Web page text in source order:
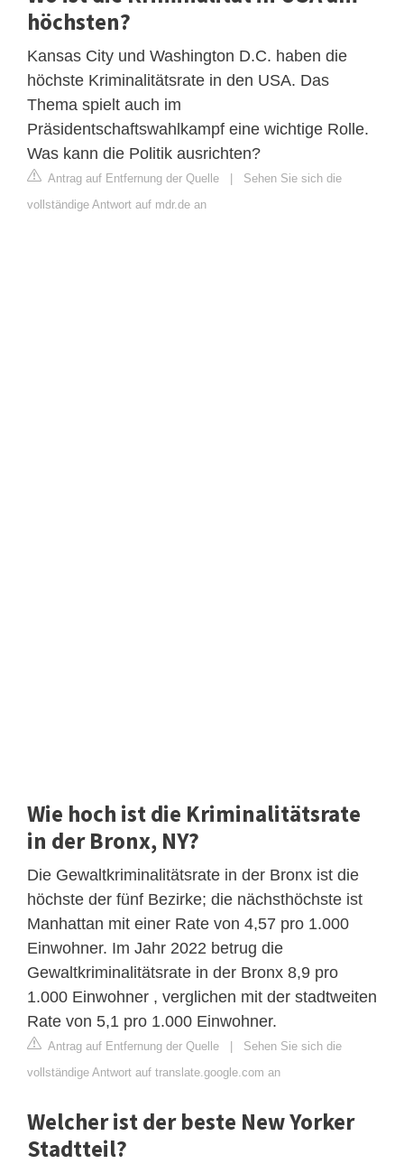
höchsten?
Kansas City und Washington D.C. haben die
höchste Kriminalitätsrate in den USA. Das
Thema spielt auch im
Präsidentschaftswahlkampf eine wichtige Rolle.
Was kann die Politik ausrichten?
Antrag auf Entfernung der Quelle | Sehen Sie sich die
vollständige Antwort auf mdr.de an
Wie hoch ist die Kriminalitätsrate
in der Bronx, NY?
Die Gewaltkriminalitätsrate in der Bronx ist die
höchste der fünf Bezirke; die nächsthöchste ist
Manhattan mit einer Rate von 4,57 pro 1.000
Einwohner. Im Jahr 2022 betrug die
Gewaltkriminalitätsrate in der Bronx 8,9 pro
1.000 Einwohner , verglichen mit der stadtweiten
Rate von 5,1 pro 1.000 Einwohner.
Antrag auf Entfernung der Quelle | Sehen Sie sich die
vollständige Antwort auf translate.google.com an
Welcher ist der beste New Yorker
Stadtteil?